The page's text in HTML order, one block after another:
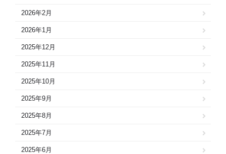
2026年2月
2026年1月
2025年12月
2025年11月
2025年10月
2025年9月
2025年8月
2025年7月
2025年6月